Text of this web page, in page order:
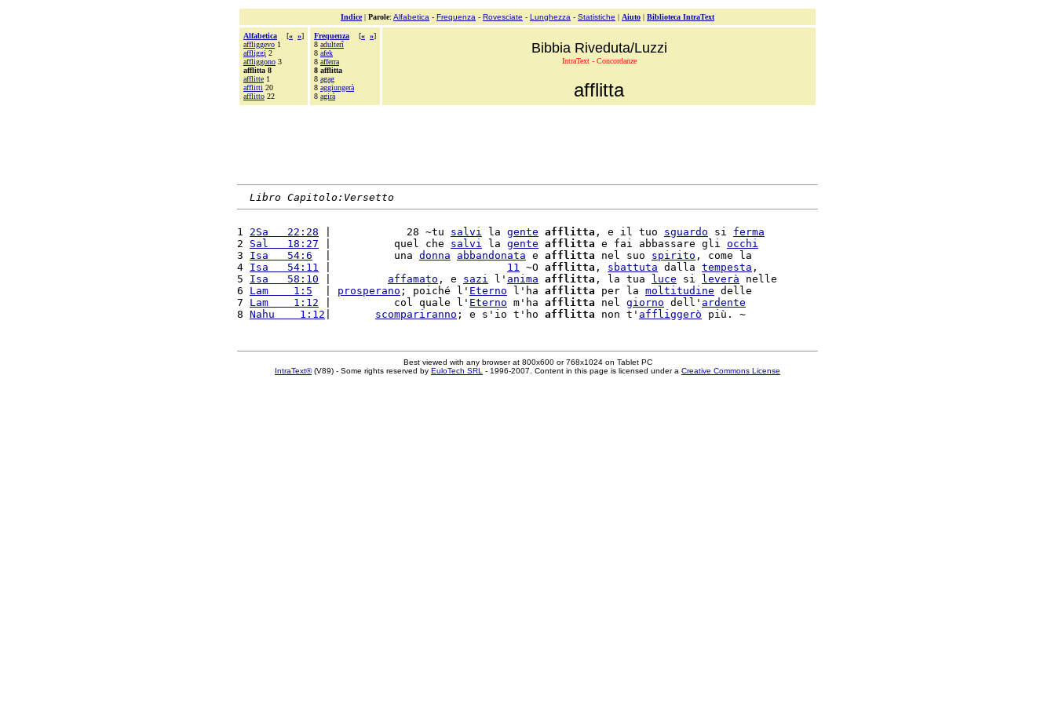
Indice| Parole: Alfabetica - Frequenza - Rovesciate - Lunghezza - Statistiche | Aiuto | Biblioteca IntraText
Alfabetica [« »]
affliggevo 1
affliggi 2
affliggono 3
afflitta 8
afflitte 1
afflitti 20
afflitto 22
Frequenza [« »]
8 adulterî
8 afek
8 afferra
8 afflitta
8 agag
8 aggiungerà
8 agirà
Bibbia Riveduta/Luzzi
IntraText - Concordanze
afflitta
Libro Capitolo:Versetto
1 2Sa   22:28 |            28 ~tu salvi la gente afflitta , e il tuo sguardo si ferma
2 Sal   18:27 |          quel che salvi la gente afflitta e fai abbassare gli occhi
3 Isa   54:6
  |          una
donna abbandonata e afflitta nel suo spirito , come la
4 Isa   54:11 11 ~O afflitta , sbattuta dalla tempesta ,
5 Isa   58:10 affamato , e sazi l' anima afflitta , la tua luce si leverà nelle
6 Lam    1:5 prosperano ; poiché l' Eterno l'ha afflitta per la moltitudine delle
7 Lam    1:12 |          col quale l' Eterno m'ha afflitta nel giorno dell' ardente
8 Nahu    1:12 scompariranno ; e s'io t'ho afflitta non t' affliggerò
Best viewed with any browser at 800x600 or 768x1024 on Tablet PC
IntraText®(V89) - Some rights reserved by EuloTech SRL - 1996-2007. Content in this page is licensed under a Creative Commons License